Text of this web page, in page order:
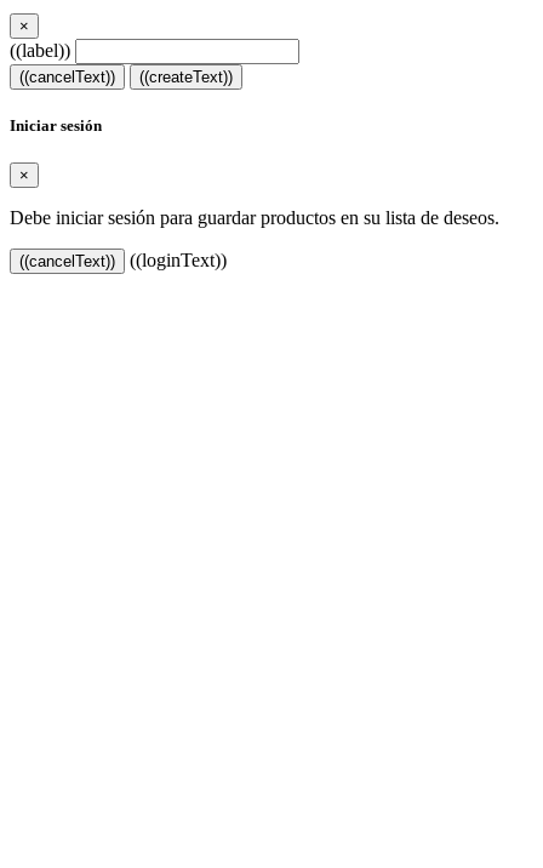
×
((label))
((cancelText)) ((createText))
Iniciar sesión
×
Debe iniciar sesión para guardar productos en su lista de deseos.
((cancelText)) ((loginText))